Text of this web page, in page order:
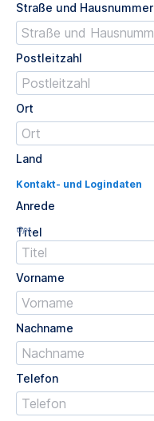
Straße und Hausnummer
Postleitzahl
Ort
Land
Kontakt- und Logindaten
Anrede
Titel
Opt.
Vorname
Nachname
Telefon